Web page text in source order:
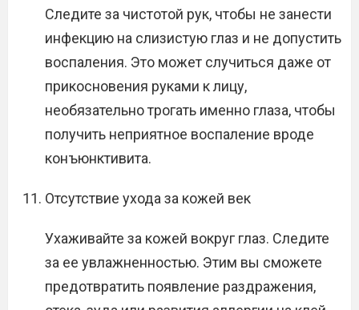
Следите за чистотой рук, чтобы не занести
инфекцию на слизистую глаз и не допустить
воспаления. Это может случиться даже от
прикосновения руками к лицу,
необязательно трогать именно глаза, чтобы
получить неприятное воспаление вроде
конъюнктивита.
Отсутствие ухода за кожей век
Ухаживайте за кожей вокруг глаз. Следите
за ее увлажненностью. Этим вы сможете
предотвратить появление раздражения,